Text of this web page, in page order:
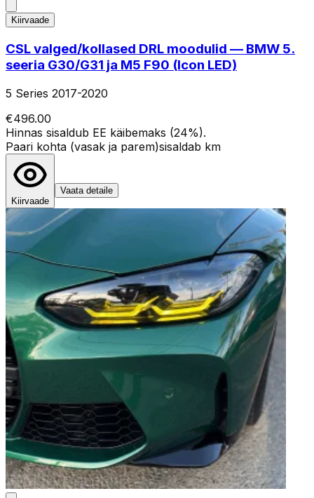
Kiirvaade
CSL valged/kollased DRL moodulid — BMW 5.
seeria G30/G31 ja M5 F90 (Icon LED)
5 Series 2017-2020
€496.00
Hinnas sisaldub EE käibemaks (24%).
Paari kohta (vasak ja parem)sisaldab km
Kiirvaade
Vaata detaile